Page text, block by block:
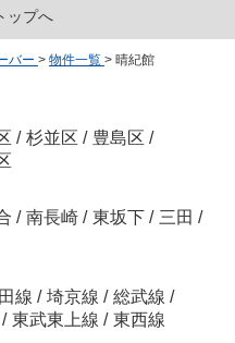
ップへ
バー > 物件一覧 > 晴紀館
/ 杉並区 / 豊島区 /
/ 南長崎 / 東坂下 / 三田 /
線 / 埼京線 / 総武線 /
/ 東武東上線 / 東西線